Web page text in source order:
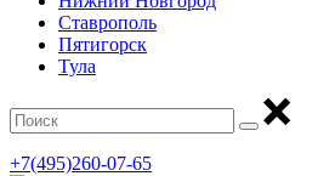
Ставрополь
Пятигорск
Тула
+7(495)260-07-65